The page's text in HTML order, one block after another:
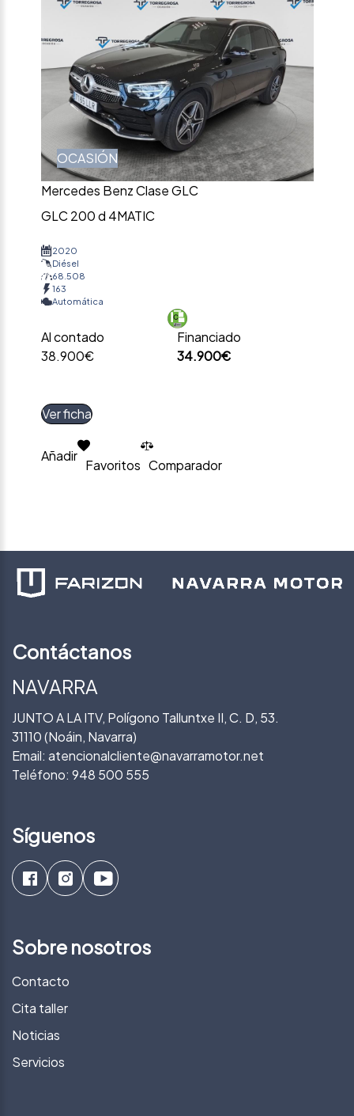
OCASIÓN
Mercedes Benz Clase GLC
GLC 200 d 4MATIC
2020
Diésel
68.508
163
Automática
Al contado
38.900€
Financiado
34.900€
Ver ficha
Añadir
Favoritos Comparador
Contáctanos
NAVARRA
JUNTO A LA ITV, Polígono Talluntxe II, C. D, 53.
31110 (Noáin, Navarra)
Email: atencionalcliente@navarramotor.net
Teléfono: 948 500 555
Síguenos
Sobre nosotros
Contacto
Cita taller
Noticias
Servicios